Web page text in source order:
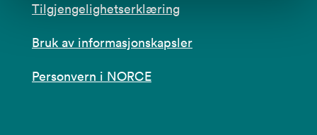
Tilgjengelighetserklæring
Bruk av informasjonskapsler
Personvern i NORCE